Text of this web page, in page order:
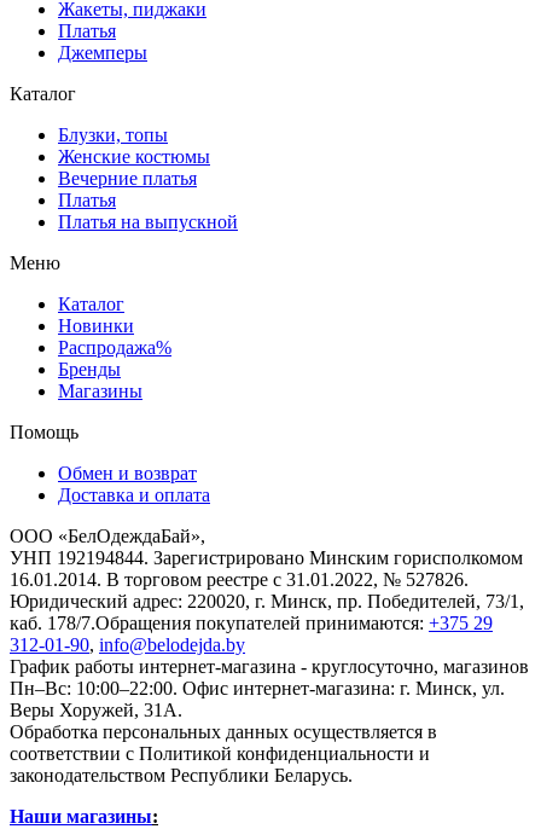
Жакеты, пиджаки
Платья
Джемперы
Каталог
Блузки, топы
Женские костюмы
Вечерние платья
Платья
Платья на выпускной
Меню
Каталог
Новинки
Распродажа%
Бренды
Магазины
Помощь
Обмен и возврат
Доставка и оплата
ООО «БелОдеждаБай»,
УНП 192194844. Зарегистрировано Минским горисполкомом
16.01.2014. В торговом реестре с 31.01.2022, № 527826.
Юридический адрес: 220020, г. Минск, пр. Победителей, 73/1,
каб. 178/7.Обращения покупателей принимаются: +375 29
312-01-90, info@belodejda.by
График работы интернет-магазина - круглосуточно, магазинов
Пн–Вс: 10:00–22:00. Офис интернет-магазина: г. Минск, ул.
Веры Хоружей, 31А.
Обработка персональных данных осуществляется в
соответствии с Политикой конфиденциальности и
законодательством Республики Беларусь.
Наши магазины: